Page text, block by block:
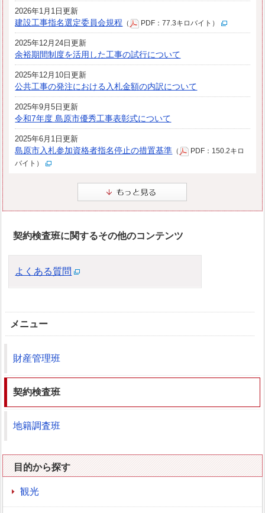
2026年1月1日更新
建設工事指名選定委員会規程 （ PDF：77.3キロバイト）
2025年12月24日更新
余裕期間制度を活用した工事の試行について
2025年12月10日更新
公共工事の発注における入札金額の内訳について
2025年9月5日更新
令和7年度 島原市優秀工事表彰式について
2025年6月1日更新
島原市入札参加資格者指名停止の措置基準 （
PDF：150.2キロ
バイト）
契約検査班に関するその他のコンテンツ
よくある質問
メニュー
財産管理班
契約検査班
地籍調査班
目的から探す
観光